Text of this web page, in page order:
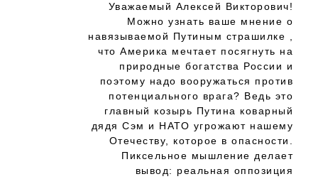
Уважаемый Алексей Викторович!
Можно узнать ваше мнение о
навязываемой Путиным страшилке ,
что Америка мечтает посягнуть на
природные богатства России и
поэтому надо вооружаться против
потенциального врага? Ведь это
главный козырь Путина коварный
дядя Сэм и НАТО угрожают нашему
Отечеству, которое в опасности.
Пиксельное мышление делает
вывод: реальная оппозиция